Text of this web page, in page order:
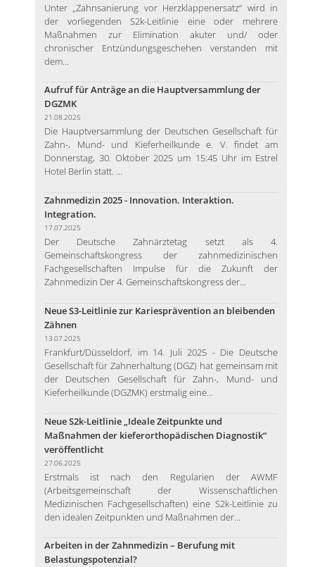
Unter „Zahnsanierung vor Herzklappenersatz“ wird in
der vorliegenden S2k-Leitlinie eine oder mehrere
Maßnahmen zur Elimination akuter und/ oder
chronischer Entzündungsgeschehen verstanden mit
dem...
Aufruf für Anträge an die Hauptversammlung der
DGZMK
21.08.2025
Die Hauptversammlung der Deutschen Gesellschaft für
Zahn-, Mund- und Kieferheilkunde e. V. findet am
Donnerstag, 30. Oktober 2025 um 15:45 Uhr im Estrel
Hotel Berlin statt. ...
Zahnmedizin 2025 - Innovation. Interaktion.
Integration.
17.07.2025
Der Deutsche Zahnärztetag setzt als 4.
Gemeinschaftskongress der zahnmedizinischen
Fachgesellschaften Impulse für die Zukunft der
Zahnmedizin Der 4. Gemeinschaftskongress der...
Neue S3-Leitlinie zur Kariesprävention an bleibenden
Zähnen
13.07.2025
Frankfurt/Düsseldorf, im 14. Juli 2025 - Die Deutsche
Gesellschaft für Zahnerhaltung (DGZ) hat gemeinsam mit
der Deutschen Gesellschaft für Zahn-, Mund- und
Kieferheilkunde (DGZMK) erstmalig eine...
Neue S2k-Leitlinie „Ideale Zeitpunkte und
Maßnahmen der kieferorthopädischen Diagnostik“
veröffentlicht
27.06.2025
Erstmals ist nach den Regularien der AWMF
(Arbeitsgemeinschaft der Wissenschaftlichen
Medizinischen Fachgesellschaften) eine S2k-Leitlinie zu
den idealen Zeitpunkten und Maßnahmen der...
Arbeiten in der Zahnmedizin – Berufung mit
Belastungspotenzial?